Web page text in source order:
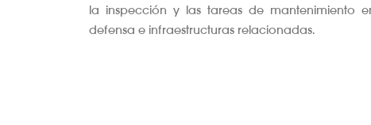
la inspección y las tareas de mantenimiento
defensa e infraestructuras relacionadas.